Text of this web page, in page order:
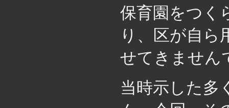
保育園をつく
り、区が自ら
せてきません
当時示した多